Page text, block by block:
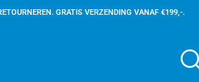
GRATIS VERZENDING VANAF €199,-.